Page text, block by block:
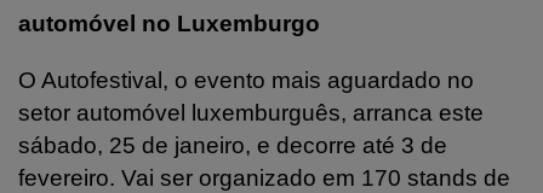
automóvel no Luxemburgo
O Autofestival, o evento mais aguardado no
setor automóvel luxemburguês, arranca este
sábado, 25 de janeiro, e decorre até 3 de
fevereiro. Vai ser organizado em 170 stands de